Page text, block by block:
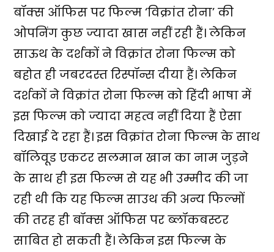
बॉक्स ऑफिस पर फिल्म ‘विक्रांत रोना’ की
ओपनिंग कुछ ज्यादा खास नहीं रही हैं। लेकिन
साऊथ के दर्शकों ने विक्रांत रोना फिल्म को
बहोत ही जबरदस्त रिस्पॉन्स दीया हैं। लेकिन
दर्शकों ने विक्रांत रोना फिल्म को हिंदी भाषा में
इस फिल्म को ज्यादा महत्व नहीं दिया हैं ऐसा
दिखाई दे रहा हैं। इस विक्रांत रोना फिल्म के साथ
बॉलिवूड एकटर सलमान खान का नाम जुड़ने
के साथ ही इस फिल्म से यह भी उम्मीद की जा
रही थी कि यह फिल्म साउथ की अन्य फिल्मों
की तरह ही बॉक्स ऑफिस पर ब्लॉकबस्टर
साबित हो सकती हैं। लेकिन इस फिल्म के